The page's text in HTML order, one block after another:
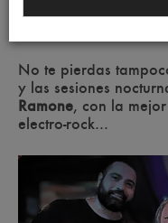
No te pierdas
y las sesiones
Ramone, con la
electro-rock...